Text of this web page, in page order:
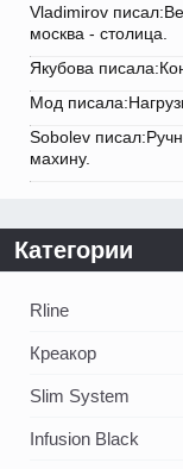
Vladimirov
москва - столица.
Якубова
Мод
Sobolev
махину.
Категории
Rline
Креакор
Slim System
Infusion Black